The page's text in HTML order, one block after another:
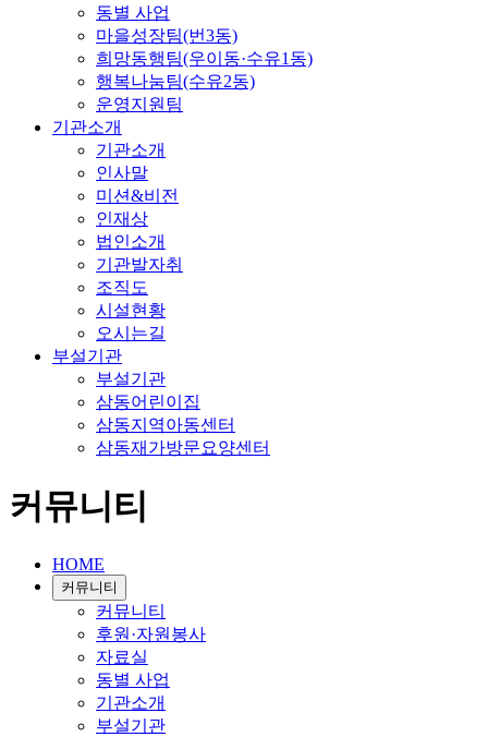
동별 사업
마을성장팀(번3동)
희망동행팀(우이동·수유1동)
행복나눔팀(수유2동)
운영지원팀
기관소개
기관소개
인사말
미션&비전
인재상
법인소개
기관발자취
조직도
시설현황
오시는길
부설기관
부설기관
삼동어린이집
삼동지역아동센터
삼동재가방문요양센터
커뮤니티
HOME
커뮤니티
커뮤니티
후원·자원봉사
자료실
동별 사업
기관소개
부설기관